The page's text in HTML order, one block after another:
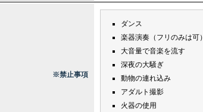
※禁止事項
ダンス
楽器演奏（フリのみは可）
大音量で音楽を流す
深夜の大騒ぎ
動物の連れ込み
アダルト撮影
火器の使用